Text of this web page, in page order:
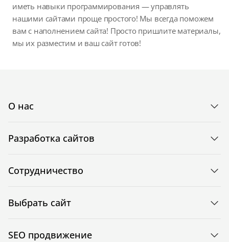
иметь навыки программирования — управлять
нашими сайтами проще простого! Мы всегда поможем
вам с наполнением сайта! Просто пришлите материалы,
мы их разместим и ваш сайт готов!
О нас
Разработка сайтов
Сотрудничество
Выбрать сайт
SEO продвижение